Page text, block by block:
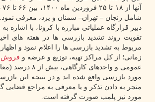
شامل زنجان – تهران– سمنان و یزد، معرفی نمود.
دبیر قرارگاه عملیاتی مبارزه با کرونا، با
تقویت روند تشدید بازرسی ها در هفته های
مربوط به تشدید بازرسی ها را اعلام نمود و
زمانی؛ از کل مراکز تهیه، توزیع و عرضه و فروش
مورد نیز پلمب صورت گرفته است.